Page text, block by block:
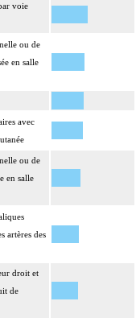
voie
ou de
en salle
avec
ou de
en salle
artères des
droit et
de